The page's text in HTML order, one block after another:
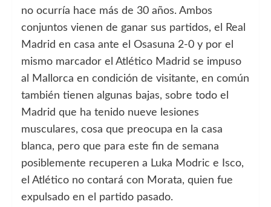
no ocurría hace más de 30 años. Ambos
conjuntos vienen de ganar sus partidos, el Real
Madrid en casa ante el Osasuna 2-0 y por el
mismo marcador el Atlético Madrid se impuso
al Mallorca en condición de visitante, en común
también tienen algunas bajas, sobre todo el
Madrid que ha tenido nueve lesiones
musculares, cosa que preocupa en la casa
blanca, pero que para este fin de semana
posiblemente recuperen a Luka Modric e Isco,
el Atlético no contará con Morata, quien fue
expulsado en el partido pasado.